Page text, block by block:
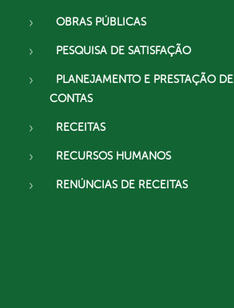
OBRAS PÚBLICAS
PESQUISA DE SATISFAÇÃO
PLANEJAMENTO E PRESTAÇÃO DE
CONTAS
RECEITAS
RECURSOS HUMANOS
RENÚNCIAS DE RECEITAS